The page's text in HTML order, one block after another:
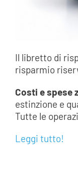
Il libretto di
risparmio
Costi e spese
estinzione e
Tutte le
Leggi tutto!